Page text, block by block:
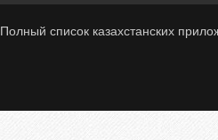
Полный список казахстанских